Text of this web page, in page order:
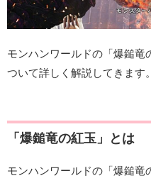
モンハンワールドの「爆鎚竜
ついて詳しく解説してきます。
「爆鎚竜の紅玉」とは
モンハンワールドの「爆鎚竜